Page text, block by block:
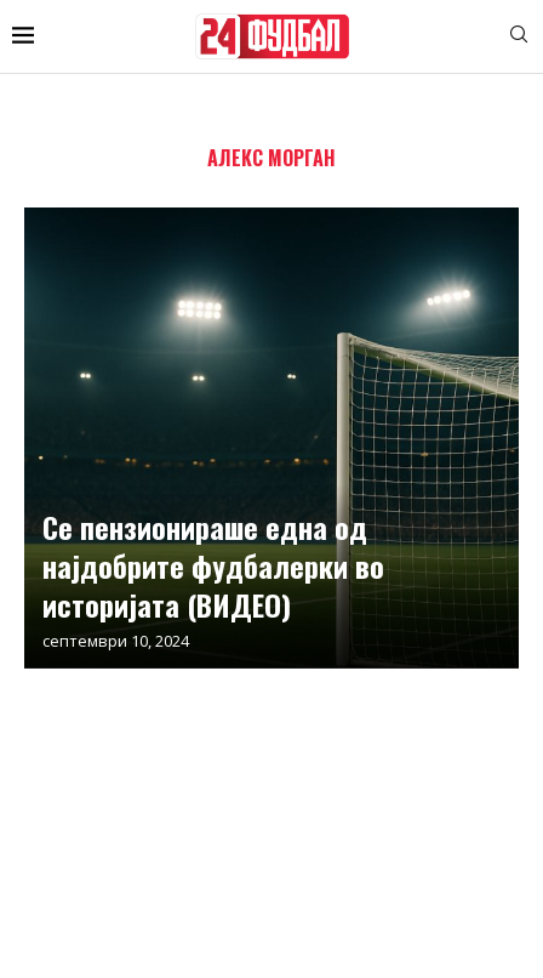
АЛЕКС МОРГАН
Се пензионираше една од
најдобрите фудбалерки во
историјата (ВИДЕО)
септември 10, 2024